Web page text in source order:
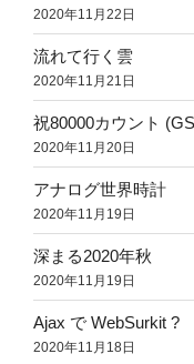
2020年11月22日
流れて行く雲
2020年11月21日
祝80000カウント
2020年11月20日
アナログ世界時計
2020年11月19日
深まる2020年秋
2020年11月19日
Ajax で WebSurkit ?
2020年11月18日